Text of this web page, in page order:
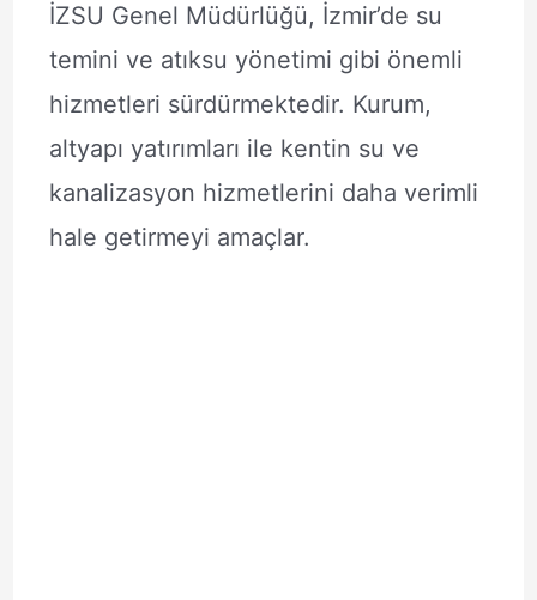
İZSU Genel Müdürlüğü, İzmir’de su
temini ve atıksu yönetimi gibi önemli
hizmetleri sürdürmektedir. Kurum,
altyapı yatırımları ile kentin su ve
kanalizasyon hizmetlerini daha verimli
hale getirmeyi amaçlar.